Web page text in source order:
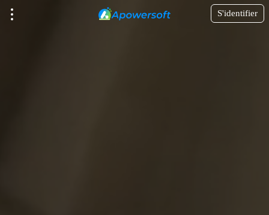
S'identifier